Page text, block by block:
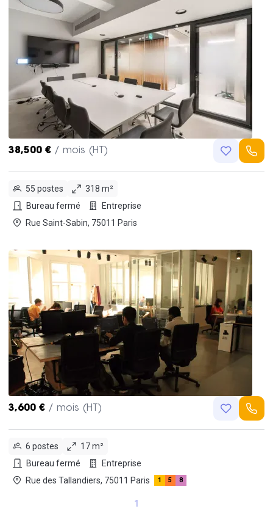
38,500 € / mois (HT)
55 postes
318 m²
Bureau fermé
Entreprise
Rue Saint-Sabin, 75011 Paris
3,600 € / mois (HT)
6 postes
17 m²
Bureau fermé
Entreprise
Rue des Tallandiers, 75011 Paris
1 5 8
1